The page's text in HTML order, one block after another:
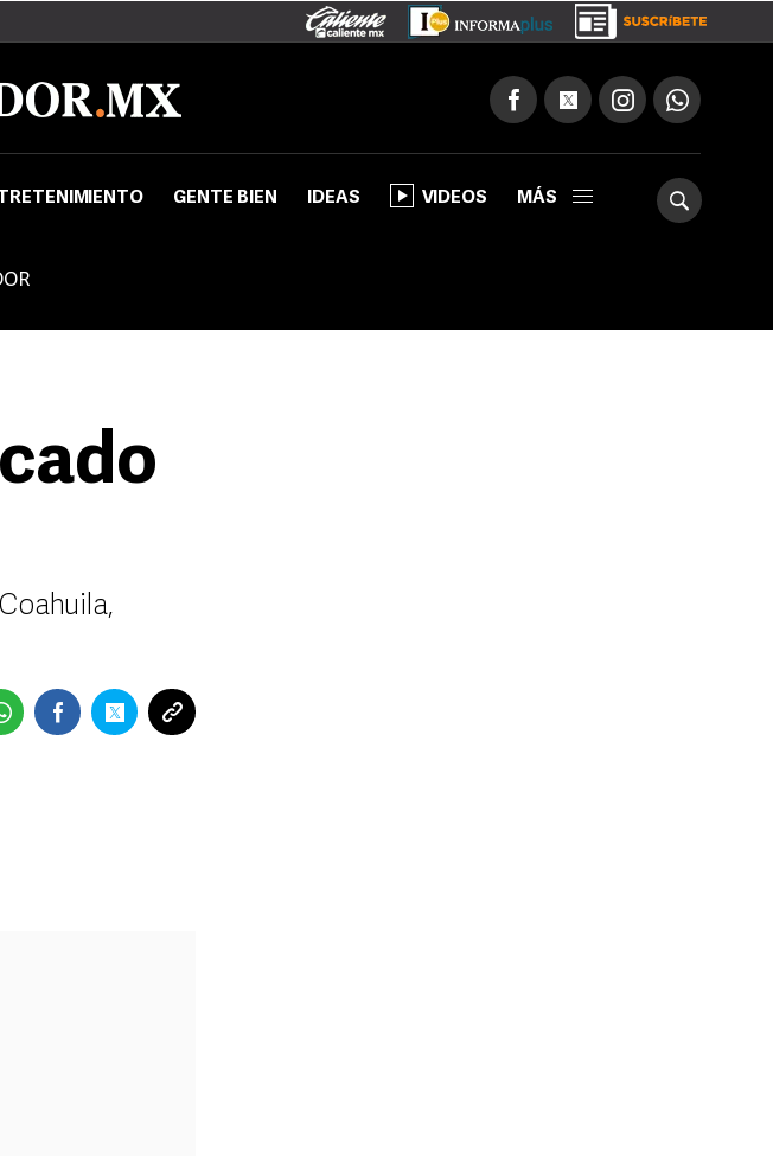
GENTE BIEN IDEAS VIDEOS MÁS